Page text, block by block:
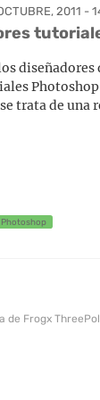
2011 -
diseñadores
Photoshop
se trata de
Photoshop
de Frogx Three